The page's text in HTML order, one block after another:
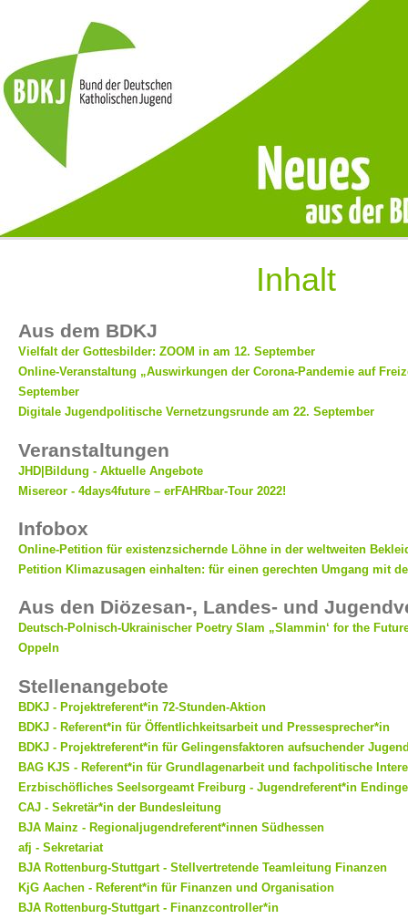
Inhalt
Aus dem BDKJ
Vielfalt der Gottesbilder: ZOOM in am 12. September
Online-Veranstaltung „Auswirkungen der Corona-Pandemie auf
September
Digitale Jugendpolitische Vernetzungsrunde am 22. September
Veranstaltungen
JHD|Bildung - Aktuelle Angebote
Misereor - 4days4future – erFAHRbar-Tour 2022!
Infobox
Online-Petition für existenzsichernde Löhne in der weltweiten
Petition Klimazusagen einhalten: für einen gerechten Umgang mit
Aus den Diözesan-, Landes- und
Deutsch-Polnisch-Ukrainischer Poetry Slam „Slammin‘ for the
Oppeln
Stellenangebote
BDKJ - Projektreferent*in 72-Stunden-Aktion
BDKJ - Referent*in für Öffentlichkeitsarbeit und Pressesprecher*in
BDKJ - Projektreferent*in für Gelingensfaktoren aufsuchender
BAG KJS - Referent*in für Grundlagenarbeit und fachpolitische
Erzbischöfliches Seelsorgeamt Freiburg - Jugendreferent*in
CAJ - Sekretär*in der Bundesleitung
BJA Mainz - Regionaljugendreferent*innen Südhessen
afj - Sekretariat
BJA Rottenburg-Stuttgart - Stellvertretende Teamleitung Finanzen
KjG Aachen - Referent*in für Finanzen und Organisation
BJA Rottenburg-Stuttgart - Finanzcontroller*in